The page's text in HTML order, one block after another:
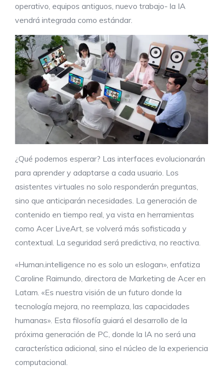
operativo, equipos antiguos, nuevo trabajo- la IA
vendrá integrada como estándar.
¿Qué podemos esperar? Las interfaces evolucionarán
para aprender y adaptarse a cada usuario. Los
asistentes virtuales no solo responderán preguntas,
sino que anticiparán necesidades. La generación de
contenido en tiempo real, ya vista en herramientas
como Acer LiveArt, se volverá más sofisticada y
contextual. La seguridad será predictiva, no reactiva.
«Human.intelligence no es solo un eslogan», enfatiza
Caroline Raimundo, directora de Marketing de Acer en
Latam. «Es nuestra visión de un futuro donde la
tecnología mejora, no reemplaza, las capacidades
humanas». Esta filosofía guiará el desarrollo de la
próxima generación de PC, donde la IA no será una
característica adicional, sino el núcleo de la experiencia
computacional.